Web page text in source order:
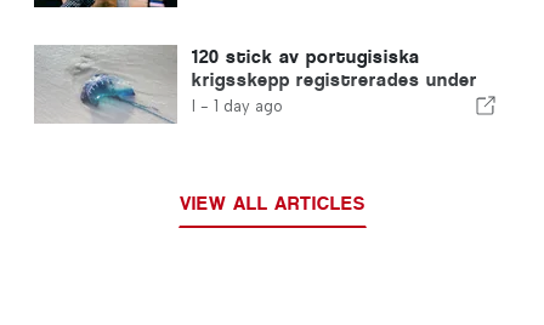
120 stick av portugisiska
krigsskepp registrerades under
en enda dag
I - 1 day ago
VIEW ALL ARTICLES